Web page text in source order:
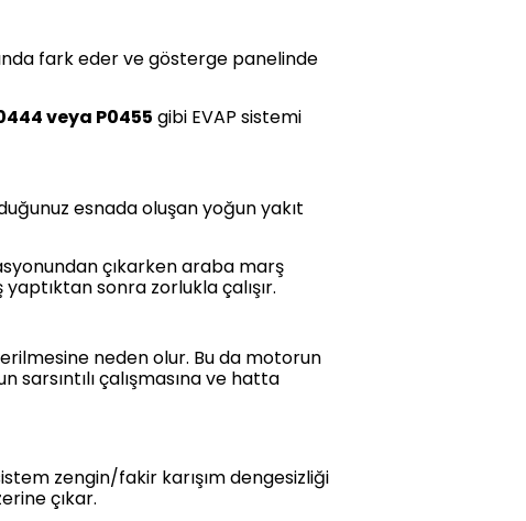
fark eder ve gösterge panelinde
veya P0455 gibi EVAP sistemi
esnada oluşan yoğun yakıt
çıkarken araba marş
sonra zorlukla çalışır.
neden olur. Bu da motorun
çalışmasına ve hatta
zengin/fakir karışım dengesizliği
çıkar.